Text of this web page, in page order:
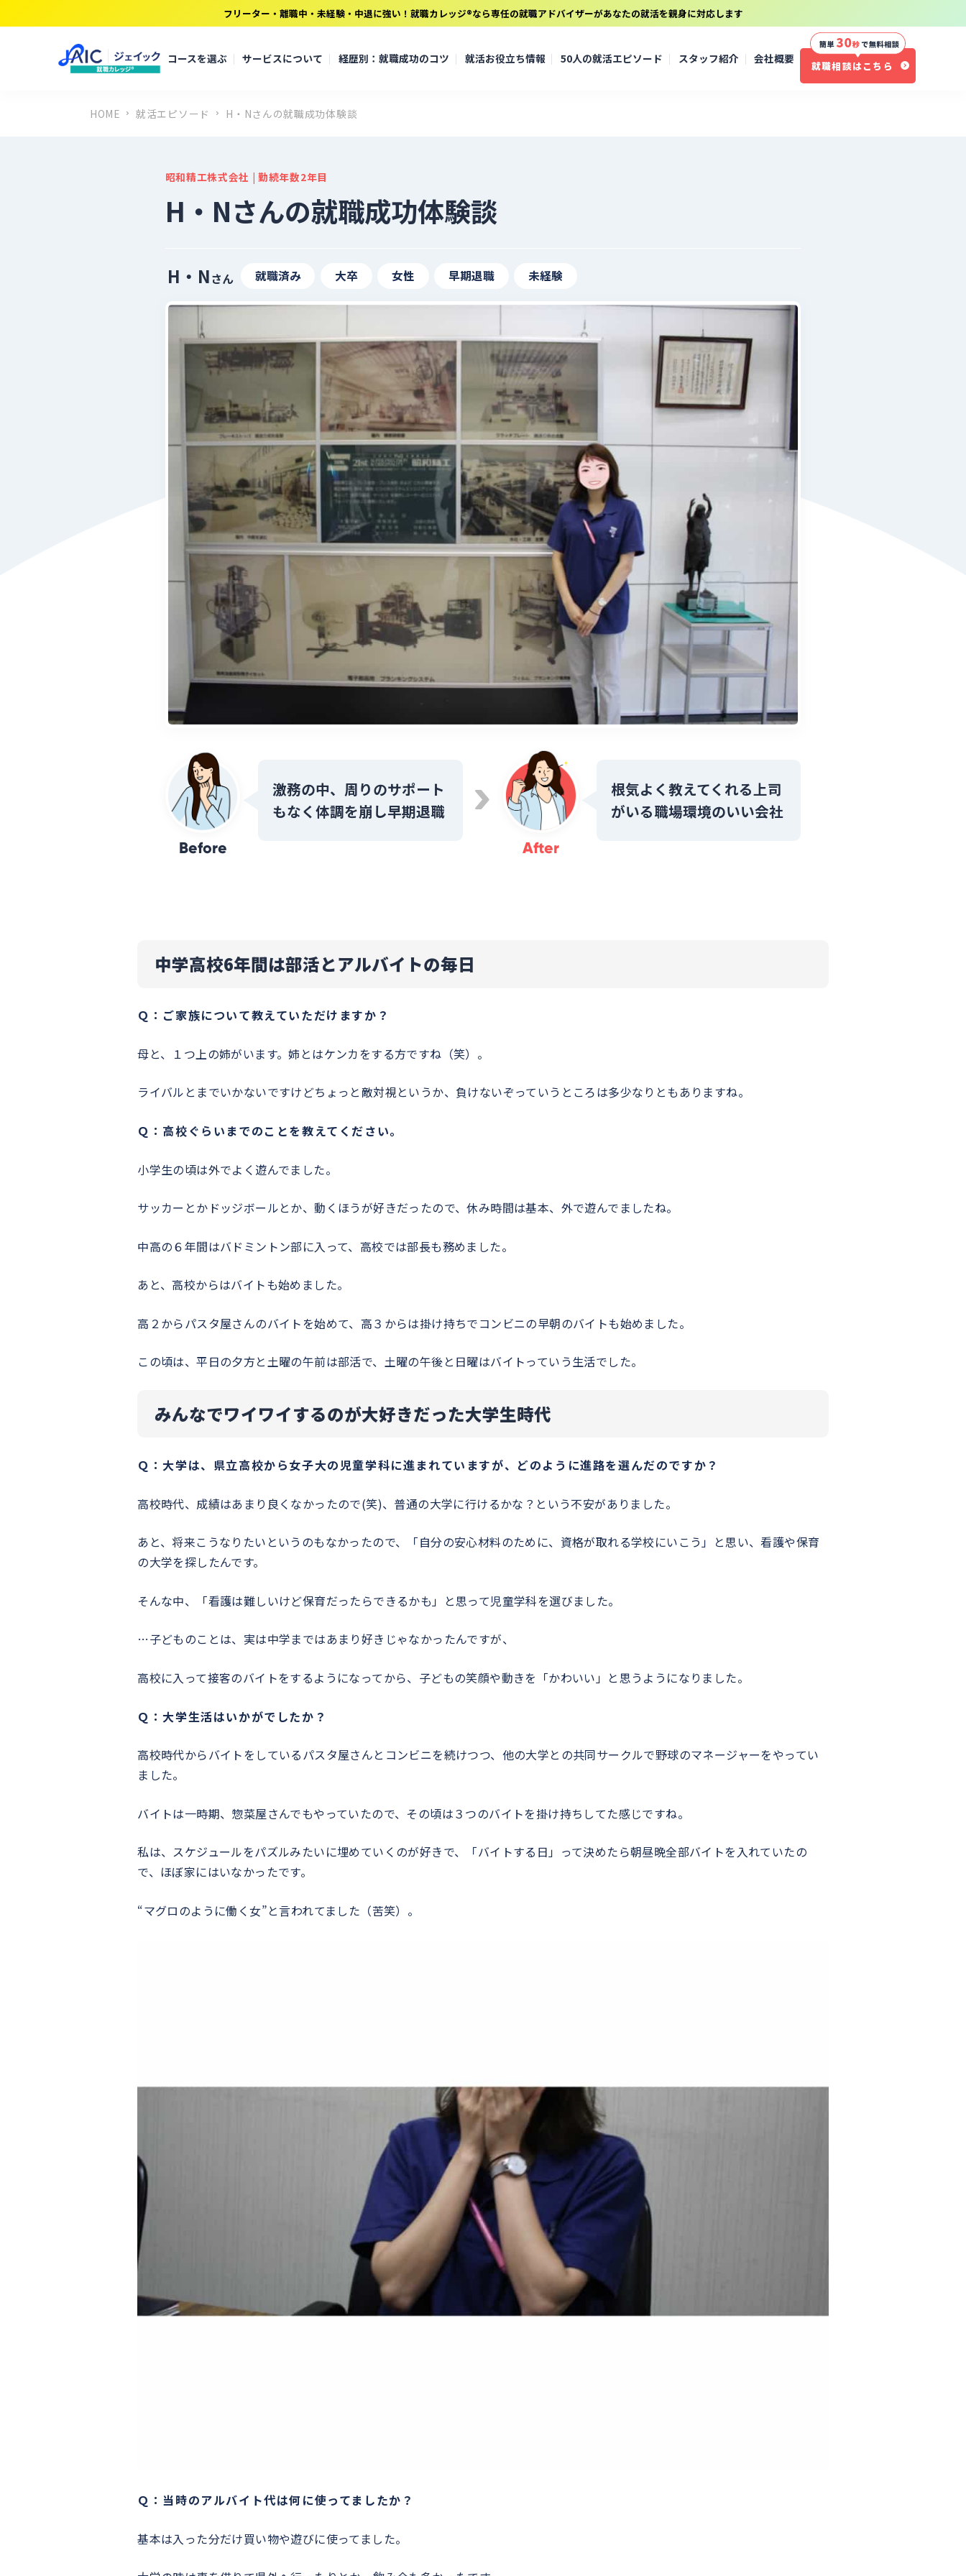
フリーター・離職中・未経験・中退に強い！就職カレッジ®なら専任の就職アドバイザーがあなたの就活を親身に対応します
コースを選ぶ サービスについて 経歴別：就職成功のコツ 就活お役立ち情報 50人の就活エピソード スタッフ紹介 会社概要
就職相談はこちら
HOME 就活エピソード H・Nさんの就職成功体験談
昭和精工株式会社 | 勤続年数2年目
H・Nさんの就職成功体験談
H・Nさん 就職済み 大卒 女性 早期退職 未経験
Before
激務の中、周りのサポート
もなく体調を崩し早期退職
After
根気よく教えてくれる上司
がいる職場環境のいい会社
中学高校6年間は部活とアルバイトの毎日
Ｑ：ご家族について教えていただけますか？
母と、１つ上の姉がいます。姉とはケンカをする方ですね（笑）。
ライバルとまでいかないですけどちょっと敵対視というか、負けないぞっていうところは多少なりともありますね。
Ｑ：高校ぐらいまでのことを教えてください。
小学生の頃は外でよく遊んでました。
サッカーとかドッジボールとか、動くほうが好きだったので、休み時間は基本、外で遊んでましたね。
中高の６年間はバドミントン部に入って、高校では部長も務めました。
あと、高校からはバイトも始めました。
高２からパスタ屋さんのバイトを始めて、高３からは掛け持ちでコンビニの早朝のバイトも始めました。
この頃は、平日の夕方と土曜の午前は部活で、土曜の午後と日曜はバイトっていう生活でした。
みんなでワイワイするのが大好きだった大学生時代
Ｑ：大学は、県立高校から女子大の児童学科に進まれていますが、どのように進路を選んだのですか？
高校時代、成績はあまり良くなかったので(笑)、普通の大学に行けるかな？という不安がありました。
あと、将来こうなりたいというのもなかったので、「自分の安心材料のために、資格が取れる学校にいこう」と思い、看護や保育
の大学を探したんです。
そんな中、「看護は難しいけど保育だったらできるかも」と思って児童学科を選びました。
…子どものことは、実は中学まではあまり好きじゃなかったんですが、
高校に入って接客のバイトをするようになってから、子どもの笑顔や動きを「かわいい」と思うようになりました。
Ｑ：大学生活はいかがでしたか？
高校時代からバイトをしているパスタ屋さんとコンビニを続けつつ、他の大学との共同サークルで野球のマネージャーをやってい
ました。
バイトは一時期、惣菜屋さんでもやっていたので、その頃は３つのバイトを掛け持ちしてた感じですね。
私は、スケジュールをパズルみたいに埋めていくのが好きで、「バイトする日」って決めたら朝昼晩全部バイトを入れていたの
で、ほぼ家にはいなかったです。
“マグロのように働く女”と言われてました（苦笑）。
Ｑ：当時のアルバイト代は何に使ってましたか？
基本は入った分だけ買い物や遊びに使ってました。